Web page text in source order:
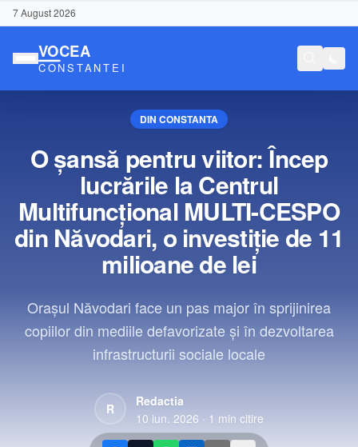
7 August 2026
Conținut Sponsorizat
DIN CONSTANTA
O șansă pentru viitor: Încep
lucrările la Centrul
Multifuncțional MULTI-CESPO
din Năvodari, o investiție de 11
milioane de lei
Orașul Năvodari face un pas major în sprijinirea
copiilor din mediile defavorizate și în dezvoltarea
infrastructurii sociale locale
R
Redactia
10 iun. 2026 · 1 min citire